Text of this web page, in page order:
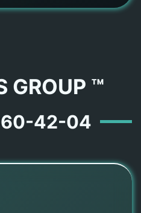
GROUP ™
42-04